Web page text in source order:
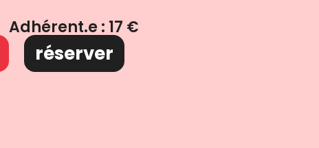
Adhérent.e : 17 €
réserver